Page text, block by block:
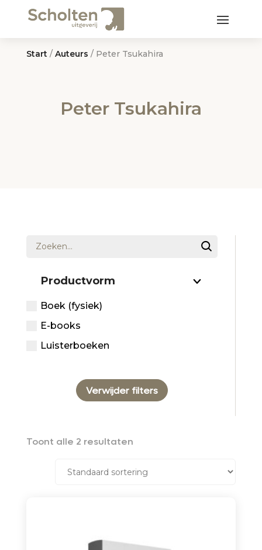
Start / Auteurs / Peter Tsukahira
Peter Tsukahira
Productvorm
Boek (fysiek)
E-books
Luisterboeken
Verwijder filters
Toont alle 2 resultaten